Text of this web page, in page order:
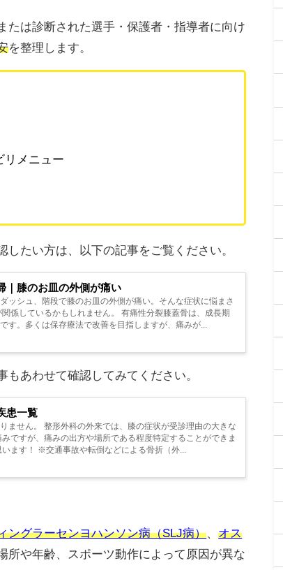
たは診断された選手・保護者・指導者に向け
を整理します。
リメニュー
たい方は、以下の記事をご覧ください。
｜膝のお皿の外側が痛い
ッシュ、階段で膝のお皿の外側が痛い。そんな症状に悩まさ
係しているかもしれません。 有痛性分裂膝蓋骨は、成長期
す。多くは保存療法で改善を目指しますが、痛みが...
あわせて確認してみてください。
患一覧
ません。 整形外科の外来では、膝の症状が受診理由の大きな
ですが、痛みの出方や場所である程度特定することができま
ます！ ※交通事故や転倒などによる骨折（外...
ングラーセンヨハンソン病（SLJ病） 、オス
所や年齢、スポーツ動作によって原因が異な